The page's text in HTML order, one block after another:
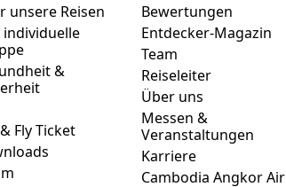
unsere Reisen
&
Fly Ticket
Bewertungen
Entdecker-Magazin
Team
Reiseleiter
Über uns
Messen &
Veranstaltungen
Karriere
Cambodia Angkor Air